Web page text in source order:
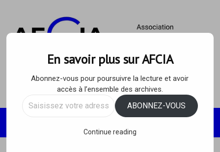
content
En savoir plus sur AFCIA
Abonnez-vous pour poursuivre la lecture et avoir
accès à l’ensemble des archives.
Saisissez
ABONNEZ-VOUS
Continue reading